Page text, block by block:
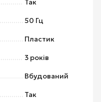
Так
50 Гц
Пластик
3 років
Вбудований
Так